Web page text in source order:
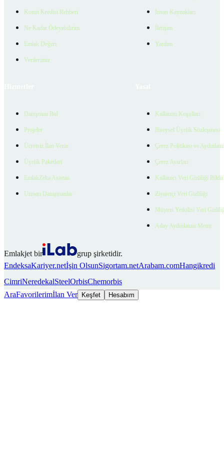
Konut Kredisi Rehberi
Ne Kadar Ödeyebilirim
Emlak Değeri
Verilerimiz
İnsan Kaynakları
İletişim
Yardım
Danışman Bul
Projeler
Ücretsiz İlan Verin
Üyelik Paketleri
EmlakZeka Asistan
Uzman Danışmanlar
Kullanım Koşulları
Bireysel Üyelik Sözleşmesi
Çerez Politikası ve
Çerez Ayarları
Kullanıcı Veri Gizliliği
Ziyaretçi Veri Gizliliği
Müşteri Yetkilisi Veri
Aday Aydınlatma Metni
Emlakjet bir
grup şirketidir.
EndeksaKariyer.netİşin OlsunSigortam.netArabam.comHangikredi
CimriNeredekalSteelOrbisChemorbis
AraFavorilerimİlan Ver Keşfet Hesabım